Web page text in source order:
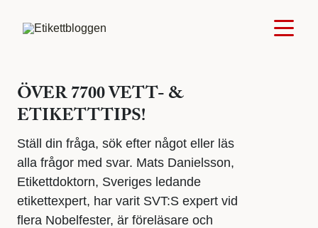
ÖVER 7700 VETT- &
ETIKETTTIPS!
Ställ din fråga, sök efter något eller läs
alla frågor med svar. Mats Danielsson,
Etikettdoktorn, Sveriges ledande
etikettexpert, har varit SVT:S expert vid
flera Nobelfester, är föreläsare och